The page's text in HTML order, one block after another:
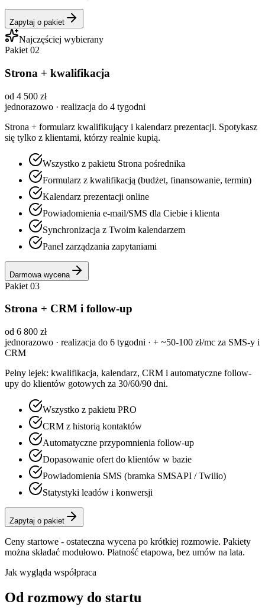
Zapytaj o pakiet
Najczęściej wybierany
Pakiet 02
Strona + kwalifikacja
od 4 500 zł
jednorazowo · realizacja do 4 tygodni
Strona + formularz kwalifikujący i kalendarz prezentacji. Spotykasz
się tylko z klientami, którzy realnie kupią.
Wszystko z pakietu Strona pośrednika
Formularz z kwalifikacją (budżet, finansowanie, termin)
Kalendarz prezentacji online
Powiadomienia e-mail/SMS dla Ciebie i klienta
Synchronizacja z Twoim kalendarzem
Panel zarządzania zapytaniami
Darmowa wycena
Pakiet 03
Strona + CRM i follow-up
od 6 800 zł
jednorazowo · realizacja do 6 tygodni · + ~50-100 zł/mc za SMS-y i
CRM
Pełny lejek: kwalifikacja, kalendarz, CRM i automatyczne follow-
upy do klientów gotowych za 30/60/90 dni.
Wszystko z pakietu PRO
CRM z historią kontaktów
Automatyczne przypomnienia follow-up
Dopasowanie ofert do klientów w bazie
Powiadomienia SMS (bramka SMSAPI / Twilio)
Statystyki leadów i konwersji
Zapytaj o pakiet
Ceny startowe - ostateczna wycena po krótkiej rozmowie. Pakiety
można składać modułowo. Płatność etapowa, bez umów na lata.
Jak wygląda współpraca
Od rozmowy do startu